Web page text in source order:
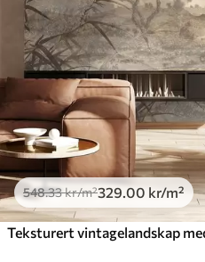
548.33kr/m²329.00 kr/m²